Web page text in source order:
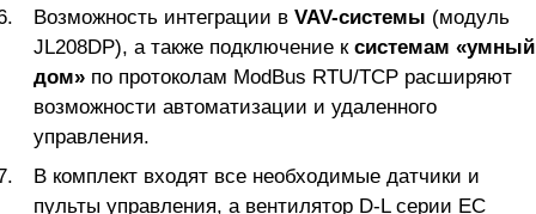
Возможность интеграции в VAV-системы (модуль
JL208DP), а также подключение к системам «умный
дом» по протоколам ModBus RTU/TCP расширяют
возможности автоматизации и удаленного
управления.
В комплект входят все необходимые датчики и
пульты управления, а вентилятор D-L серии EC